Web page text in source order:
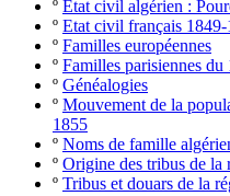
º Etat civil algérien :
º Etat civil français 1849-
º Familles européennes
º Familles parisiennes
º Généalogies
º Mouvement de la
1855
º Noms de famille
º Origine des tribus de la
º Tribus et douars de la